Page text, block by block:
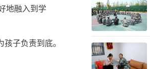
地融入到学
子负责到底。